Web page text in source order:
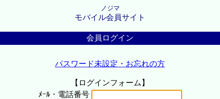
ノジマ
モバイル会員サイト
会員ログイン
パスワード未設定・お忘れの方
【ログインフォーム】
ﾒｰﾙ・電話番号